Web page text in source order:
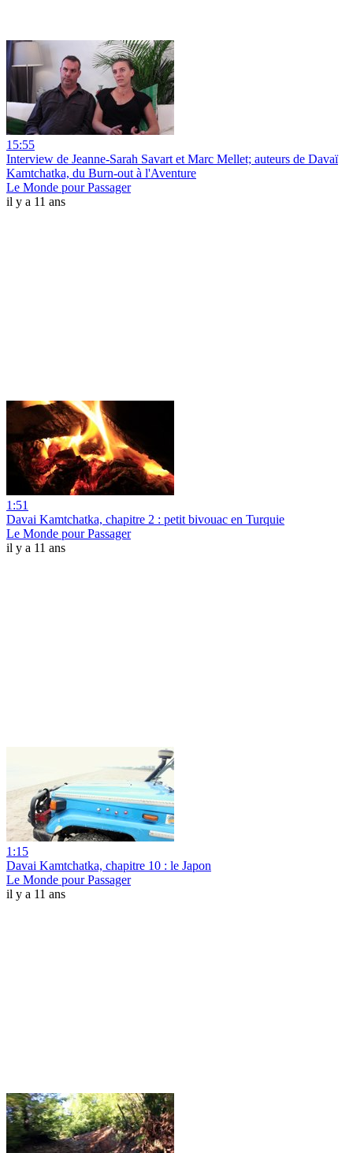
15:55
Interview de Jeanne-Sarah Savart et Marc Mellet; auteurs de Davaï
Kamtchatka, du Burn-out à l'Aventure
Le Monde pour Passager
il y a 11 ans
1:51
Davai Kamtchatka, chapitre 2 : petit bivouac en Turquie
Le Monde pour Passager
il y a 11 ans
1:15
Davai Kamtchatka, chapitre 10 : le Japon
Le Monde pour Passager
il y a 11 ans